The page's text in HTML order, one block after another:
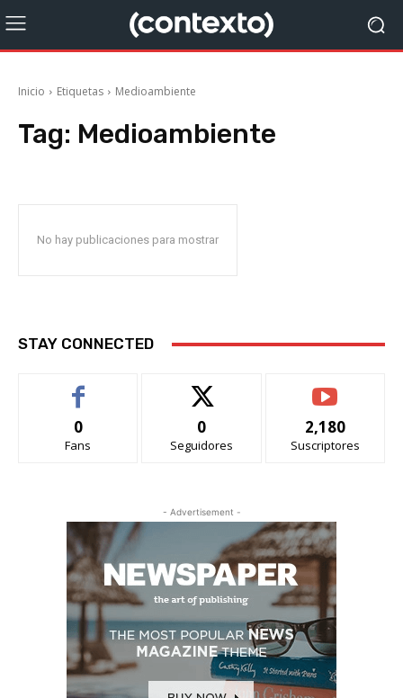
Inicio Etiquetas Medioambiente
Tag: Medioambiente
No hay publicaciones para mostrar
STAY CONNECTED
0
Fans
0
Seguidores
2,180
Suscriptores
- Advertisement -